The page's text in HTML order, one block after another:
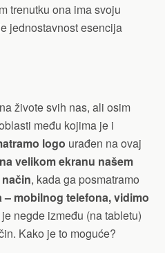
trenutku ona ima svoju
jednostavnost esencija
živote svih nas, ali osim
među kojima je i
logo urađen na ovaj
na velikom ekranu našem
, kada ga posmatramo
mobilnog telefona, vidimo
negde između (na tabletu)
Kako je to moguće?